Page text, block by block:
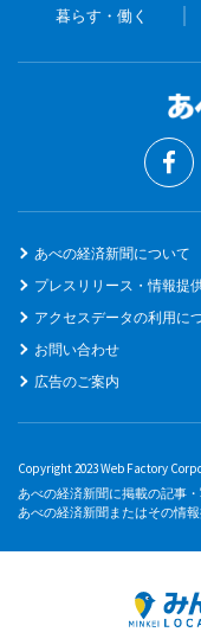
暮らす・働く
あべの経済新聞について
プレスリリース・情報提
アクセスデータの利用に
お問い合わせ
広告のご案内
Copyright 2023 Web Factory
あべの経済新聞に掲載の記事
あべの経済新聞またはその情報